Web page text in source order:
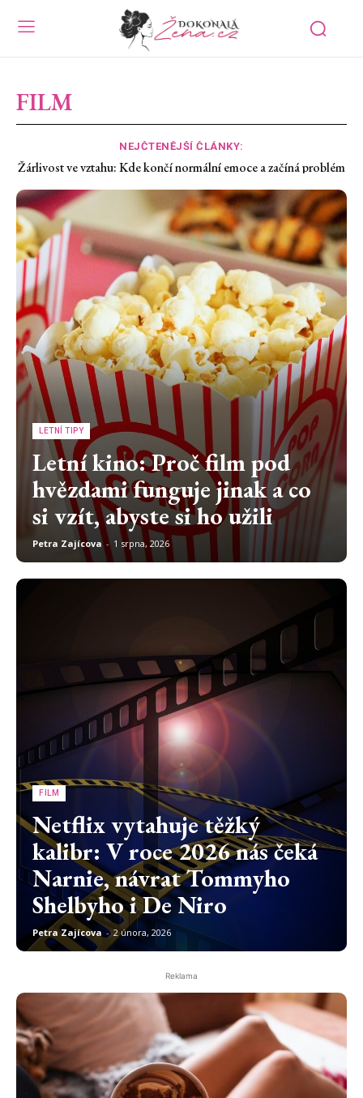
FILM
NEJČTENĚJŠÍ ČLÁNKY:
20 důkazů, že léto vymýšlel chlap. A pořád máme pochybnosti,
LETNÍ TIPY
Letní kino: Proč film pod
hvězdami funguje jinak a co
si vzít, abyste si ho užili
Petra Zajícova - 1 srpna, 2026
FILM
Netflix vytahuje těžký
kalibr: V roce 2026 nás čeká
Narnie, návrat Tommyho
Shelbyho i De Niro
Petra Zajícova - 2 února, 2026
Reklama